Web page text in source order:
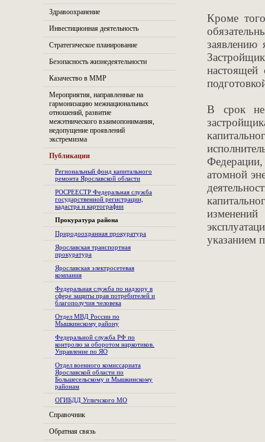
Здравоохранение
Инвестиционная деятельность
Стратегическое планирование
Безопасность жизнедеятельности
Казачество в ММР
Мероприятия, направленные на
гармонизацию межнациональных
отношений, развитие
межэтнического взаимопонимания,
недопущение проявлений
экстремизма
Публикации
Региональный фонд капитального
ремонта Ярославской области
РОСРЕЕСТР Федеральная служба
государственной регистрации,
кадастра и картографии
Прокуратура района
Природоохранная прокуратура
Ярославская транспортная
прокуратура
Ярославская электросетевая
компания
Федеральная служба по надзору в
сфере защиты прав потребителей и
благополучия человека
Отдел МВД России по
Мышкинскому району
Федеральной служба РФ по
контролю за оборотом наркотиков.
Управление по ЯО
Отдел военного комиссариата
Ярославской области по
Большесельскому и Мышкинскому
районам
ОГИБДД Угличского МО
Справочник
Обратная связь
Кроме
заявлению
настоящей
В срок не
Федерации,
атомной
изменений
указанием